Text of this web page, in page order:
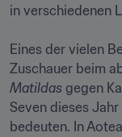
in verschiedenen
Eines der vielen
Matildas gegen
Seven dieses
bedeuten. In